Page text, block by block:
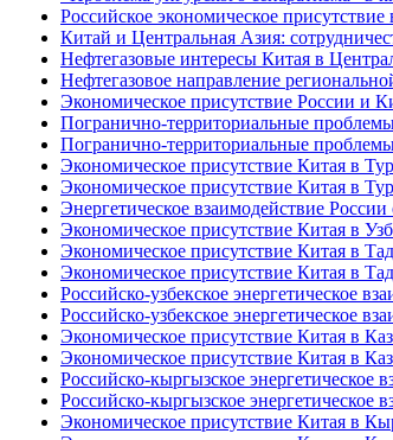
Российское экономическое
Китай и Центральная Азия:
Нефтегазовые интересы Китая в
Нефтегазовое направление
Экономическое присутствие России и
Погранично-территориальные
Погранично-территориальные
Экономическое присутствие Китая в
Экономическое присутствие Китая в
Энергетическое взаимодействие
Экономическое присутствие Китая в
Экономическое присутствие Китая в
Экономическое присутствие Китая в
Российско-узбекское энергетическое
Российско-узбекское энергетическое
Экономическое присутствие Китая в
Экономическое присутствие Китая в
Российско-кыргызское энергетическое
Российско-кыргызское энергетическое
Экономическое присутствие Китая в